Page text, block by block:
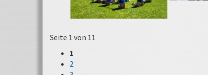
Seite 1 von 11
1
2